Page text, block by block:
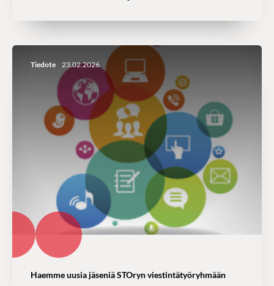
Tiedote 23.02.2026
Haemme uusia jäseniä STOryn viestintätyöryhmään